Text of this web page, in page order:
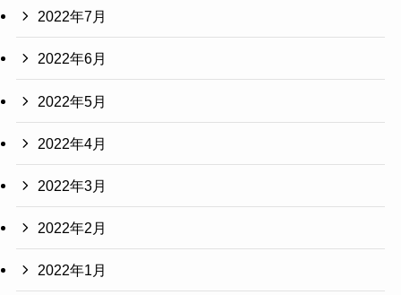
2022年7月
2022年6月
2022年5月
2022年4月
2022年3月
2022年2月
2022年1月